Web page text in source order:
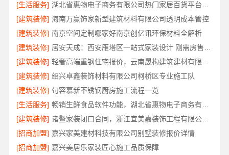
[生活服务]
[建筑装修] 海南万赢饰家新型建筑材料有限公司透明成本管控
[建筑装修] 南京空间定制哪家好南京创亿讯环保材料全解析
[建筑装修]
[建筑装修]
[建筑装修] 绍兴卓鑫装饰材料有限公司柯桥区专业施工队
[建筑装修] 句容慕新不锈钢厨房施工流程一览
[生活服务]
[建筑装修]
诸暨家装闭口合同，浙江宜美嘉装饰工程有限公司明码标价
[招商加盟] 嘉兴家美建材科技有限公司别墅装修报价详情
[招商加盟] 嘉兴美居乐家装匠心施工品质保障